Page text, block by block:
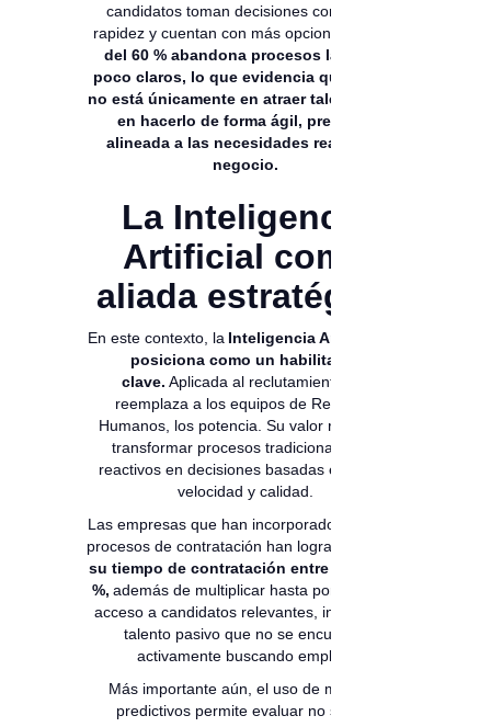
candidatos toman decisiones con mayor
rapidez y cuentan con más opciones.
del 60 % abandona procesos largos o
poco claros, lo que evidencia que el reto
no está únicamente en atraer talento, sino
en hacerlo de forma ágil, precisa y
alineada a las necesidades reales del
negocio.
La Inteligencia
Artificial como
aliada estratégica
En este contexto, la Inteligencia Artificial se
posiciona como un habilitador
clave. Aplicada al reclutamiento, no
reemplaza a los equipos de Recursos
Humanos, los potencia. Su valor radica en
transformar procesos tradicionalmente
reactivos en decisiones basadas en datos,
velocidad y calidad.
Las empresas que han incorporado IA en sus
procesos de contratación han logrado
su tiempo de contratación entre 40 % y 60
%, además de multiplicar hasta por cuatro el
acceso a candidatos relevantes, incluyendo
talento pasivo que no se encuentra
activamente buscando empleo.
Más importante aún, el uso de modelos
predictivos permite evaluar no solo la